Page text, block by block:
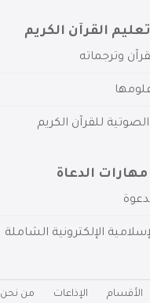
القرآن الكريم
وترجماته
للقرآن الكريم
الدعاة
الإلكترونية الشاملة
الأقسام الإذاعات من نحن